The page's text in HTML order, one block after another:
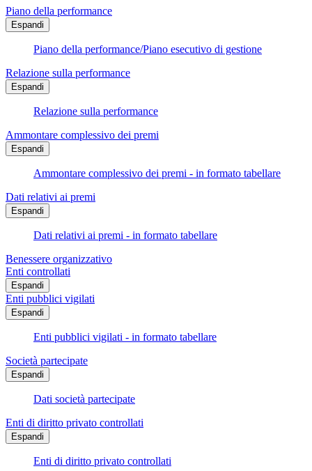
Piano della performance
Espandi
Piano della performance/Piano esecutivo di gestione
Relazione sulla performance
Espandi
Relazione sulla performance
Ammontare complessivo dei premi
Espandi
Ammontare complessivo dei premi - in formato tabellare
Dati relativi ai premi
Espandi
Dati relativi ai premi - in formato tabellare
Benessere organizzativo
Enti controllati
Espandi
Enti pubblici vigilati
Espandi
Enti pubblici vigilati - in formato tabellare
Società partecipate
Espandi
Dati società partecipate
Enti di diritto privato controllati
Espandi
Enti di diritto privato controllati